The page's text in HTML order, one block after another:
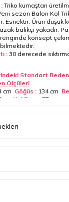
Triko kumaştan
eni sezon Balon Kol
Esnektir. Ürün düşük
balıkçı yakadır.
konsept
:30 derecede
Standart
Ölçüleri
cm Göğüs : 134 cm
cm Kol Boyu 57 cm